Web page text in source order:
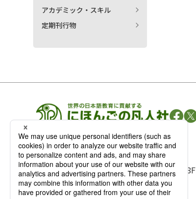
アカデミック・スキル
定期刊行物
凡人社の出版情報
〒102-0093 東京都千代田区平河町 1-3-13 8F
TEL：03-3263-3959／FAX：03-3263-3116